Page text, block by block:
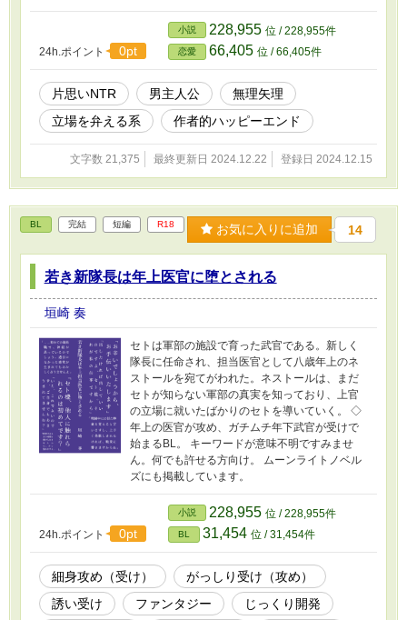
な侯爵令嬢だった。何か理由があるのだろうと、ヴィルヘルムは元
貴族の令嬢に興味を惹かれていくが…？ ヒロインが自傷行為をし
ていた描写がほんのりあります。 ムーンライトノベルズにも掲載
しています。
24h.ポイント 0pt
小説 228,955 位 / 228,955件
恋愛 66,405 位 / 66,405件
片思いNTR 男主人公
無理矢理
立場を弁える系
作者的ハッピーエンド
文字数 21,375 最終更新日 2024.12.22 登録日 2024.12.15
BL 完結 短編 R18 お気に入りに追加 14
若き新隊長は年上医官に堕とされる
垣崎 奏
セトは軍部の施設で育った武官である。新しく
隊長に任命され、担当医官として八歳年上のネ
ストールを宛てがわれた。ネストールは、まだ
セトが知らない軍部の真実を知っており、上官
の立場に就いたばかりのセトを導いていく。 ◇
年上の医官が攻め、ガチムチ年下武官が受けで
始まるBL。 キーワードが意味不明ですみませ
ん。何でも許せる方向け。 ムーンライトノベル
ズにも掲載しています。
24h.ポイント 0pt
小説 228,955 位 / 228,955件
BL 31,454 位 / 31,454件
細身攻め（受け）
がっしり受け（攻め）
誘い受け
ファンタジー
じっくり開発